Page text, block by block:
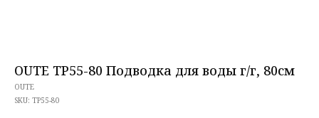
OUTE TP55-80 Подводка для воды г/г, 80см
OUTE
SKU: TP55-80